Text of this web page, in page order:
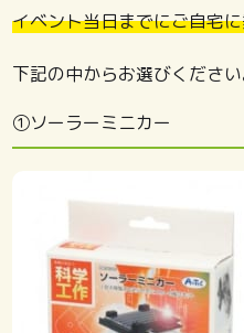
イベント当日までにご自宅
下記の中からお選びください
①ソーラーミニカー